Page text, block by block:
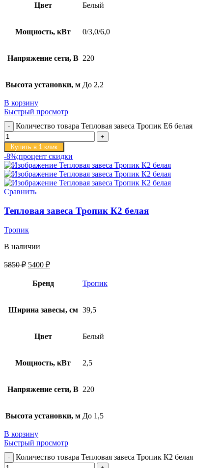
Цвет Белый
Мощность, кВт 0/3,0/6,0
Напряжение сети, В 220
Высота установки, м До 2,2
В корзину
Быстрый просмотр
Количество товара Тепловая завеса Тропик E6 белая
Купить в 1 клик
-8%;процент скидки
Сравнить
Тепловая завеса Тропик К2 белая
Тропик
В наличии
5850₽ 5400 ₽
Бренд Тропик
Ширина завесы, см 39,5
Цвет Белый
Мощность, кВт 2,5
Напряжение сети, В 220
Высота установки, м До 1,5
В корзину
Быстрый просмотр
Количество товара Тепловая завеса Тропик К2 белая